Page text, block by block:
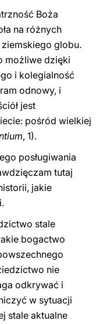
Boża
na różnych
globu.
możliwe dzięki
i kolegialność
odnowy, i
jest
pośród wielkiej
, 1).
posługiwania
tutaj
jakie
stale
bogactwo
nie
odkrywać i
w sytuacji
stale aktualne